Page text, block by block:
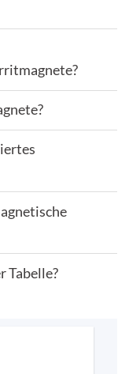
Tabelle?